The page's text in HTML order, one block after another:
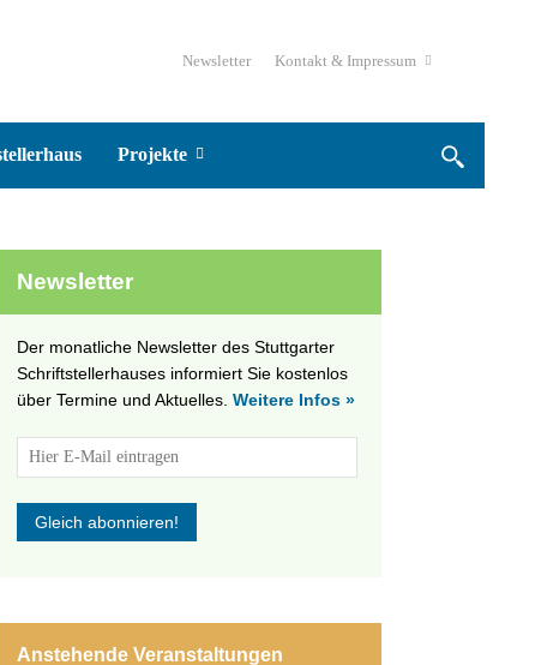
Newsletter Kontakt & Impressum
Projekte
Newsletter
Der monatliche Newsletter des Stuttgarter
Schriftstellerhauses informiert Sie kostenlos
über Termine und Aktuelles. Weitere Infos »
Anstehende Veranstaltungen